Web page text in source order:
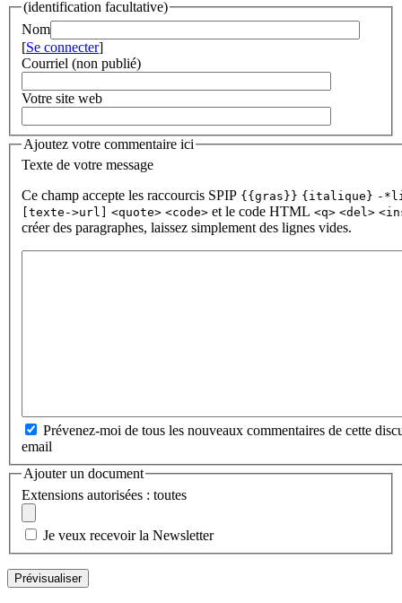
(identification facultative)
Nom
[Se connecter]
Courriel (non publié)
Votre site web
Ajoutez votre commentaire ici
Texte de votre message
Ce champ accepte les raccourcis SPIP {{gras}} {italique} -
[texte->url]
<quote> <code> et le code HTML <q> <del>
créer des paragraphes, laissez simplement des lignes vides.
Prévenez-moi de tous les nouveaux commentaires de cette
email
Ajouter un document
Extensions autorisées : toutes
Je veux recevoir la Newsletter